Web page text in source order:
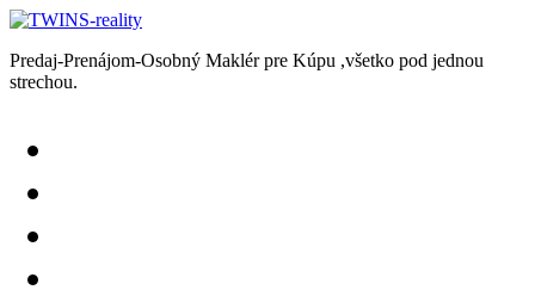
Predaj-Prenájom-Osobný Maklér pre Kúpu ,všetko pod jednou
strechou.